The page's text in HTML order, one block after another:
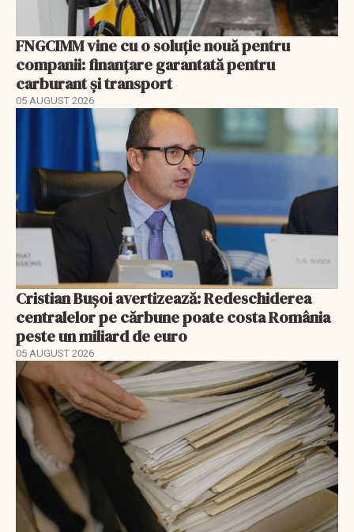
FNGCIMM vine cu o soluție nouă pentru
companii: finanțare garantată pentru
carburant și transport
05 AUGUST 2026
Cristian Bușoi avertizează: Redeschiderea
centralelor pe cărbune poate costa România
peste un miliard de euro
05 AUGUST 2026